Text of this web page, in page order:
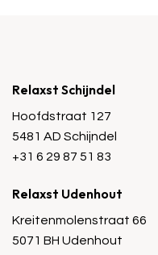
Relaxst Schijndel
Hoofdstraat 127
5481 AD Schijndel
+31 6 29 87 51 83
Relaxst Udenhout
Kreitenmolenstraat 66
5071 BH Udenhout